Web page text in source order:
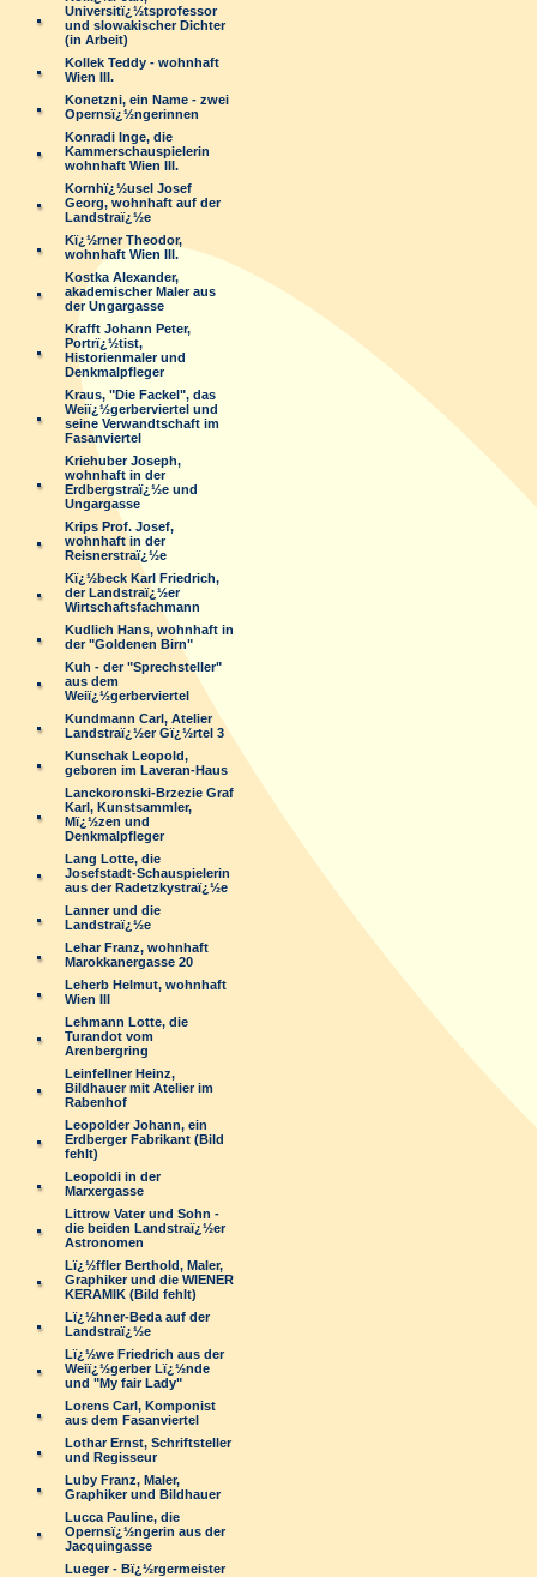
Universitï¿½tsprofessor
und slowakischer Dichter
(in Arbeit)
Kollek Teddy - wohnhaft
Wien III.
Konetzni, ein Name - zwei
Opernsï¿½ngerinnen
Konradi Inge, die
Kammerschauspielerin
wohnhaft Wien III.
Kornhï¿½usel Josef
Georg, wohnhaft auf der
Landstraï¿½e
Kï¿½rner Theodor,
wohnhaft Wien III.
Kostka Alexander,
akademischer Maler aus
der Ungargasse
Krafft Johann Peter,
Portrï¿½tist,
Historienmaler und
Denkmalpfleger
Kraus, "Die Fackel", das
Weiï¿½gerberviertel und
seine Verwandtschaft im
Fasanviertel
Kriehuber Joseph,
wohnhaft in der
Erdbergstraï¿½e und
Ungargasse
Krips Prof. Josef,
wohnhaft in der
Reisnerstraï¿½e
Kï¿½beck Karl Friedrich,
der Landstraï¿½er
Wirtschaftsfachmann
Kudlich Hans, wohnhaft in
der "Goldenen Birn"
Kuh - der "Sprechsteller"
aus dem
Weiï¿½gerberviertel
Kundmann Carl, Atelier
Landstraï¿½er Gï¿½rtel 3
Kunschak Leopold,
geboren im Laveran-Haus
Lanckoronski-Brzezie Graf
Karl, Kunstsammler,
Mï¿½zen und
Denkmalpfleger
Lang Lotte, die
Josefstadt-Schauspielerin
aus der Radetzkystraï¿½e
Lanner und die
Landstraï¿½e
Lehar Franz, wohnhaft
Marokkanergasse 20
Leherb Helmut, wohnhaft
Wien III
Lehmann Lotte, die
Turandot vom
Arenbergring
Leinfellner Heinz,
Bildhauer mit Atelier im
Rabenhof
Leopolder Johann, ein
Erdberger Fabrikant (Bild
fehlt)
Leopoldi in der
Marxergasse
Littrow Vater und Sohn -
die beiden Landstraï¿½er
Astronomen
Lï¿½ffler Berthold, Maler,
Graphiker und die WIENER
KERAMIK (Bild fehlt)
Lï¿½hner-Beda auf der
Landstraï¿½e
Lï¿½we Friedrich aus der
Weiï¿½gerber Lï¿½nde
und "My fair Lady"
Lorens Carl, Komponist
aus dem Fasanviertel
Lothar Ernst, Schriftsteller
und Regisseur
Luby Franz, Maler,
Graphiker und Bildhauer
Lucca Pauline, die
Opernsï¿½ngerin aus der
Jacquingasse
Lueger - Bï¿½rgermeister